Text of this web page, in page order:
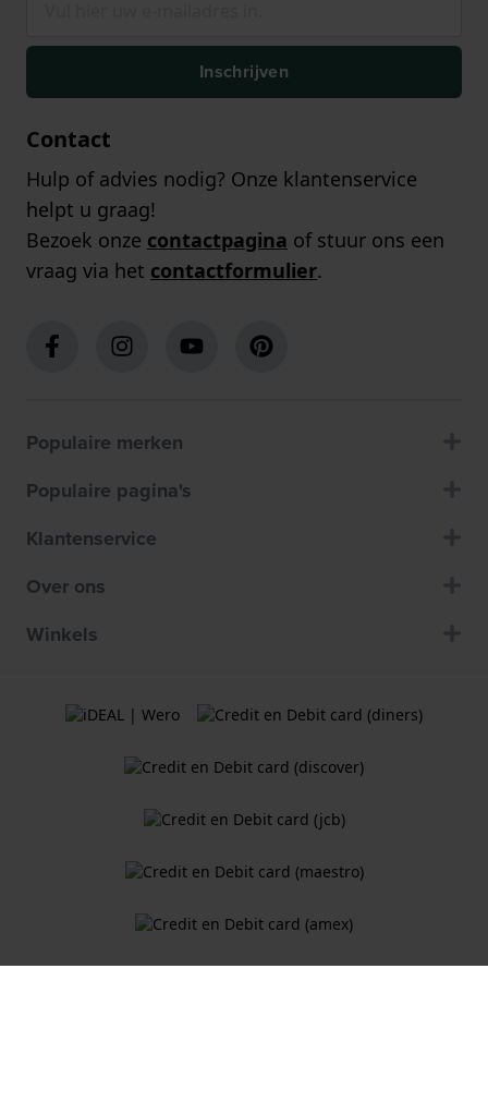
Inschrijven
Contact
Hulp of advies nodig? Onze klantenservice
helpt u graag!
Bezoek onze contactpagina of stuur ons een
vraag via het contactformulier.
Populaire merken
Populaire pagina's
Klantenservice
Over ons
Winkels